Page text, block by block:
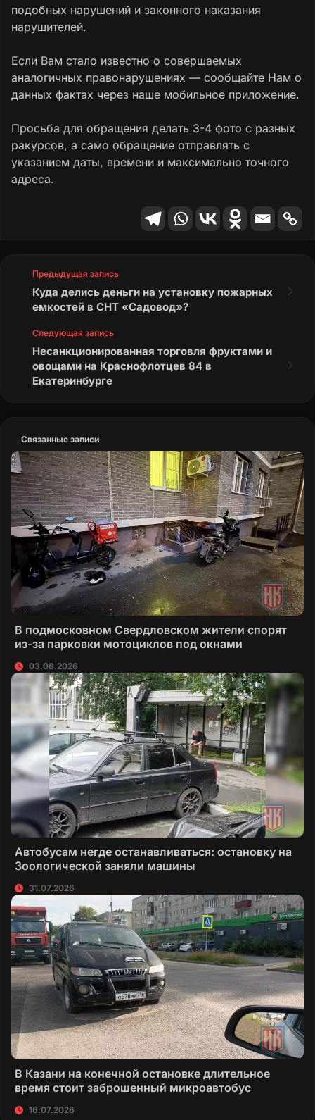
подобных нарушений и законного наказания
нарушителей.
Если Вам стало известно о совершаемых
аналогичных правонарушениях — сообщайте Нам о
данных фактах через наше мобильное приложение.
Просьба для обращения делать 3-4 фото с разных
ракурсов, а само обращение отправлять с
указанием даты, времени и максимально точного
адреса.
Предыдущая запись
Куда делись деньги на установку пожарных
емкостей в СНТ «Садовод»?
Следующая запись
Несанкционированная торговля фруктами и
овощами на Краснофлотцев 84 в
Екатеринбурге
Связанные записи
В подмосковном Свердловском жители спорят
из-за парковки мотоциклов под окнами
03.08.2026
Автобусам негде останавливаться: остановку на
Зоологической заняли машины
31.07.2026
В Казани на конечной остановке длительное
время стоит заброшенный микроавтобус
16.07.2026